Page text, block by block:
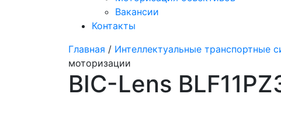
Вакансии
Контакты
Главная / Интеллектуальные транспортные
моторизации
BIC-Lens